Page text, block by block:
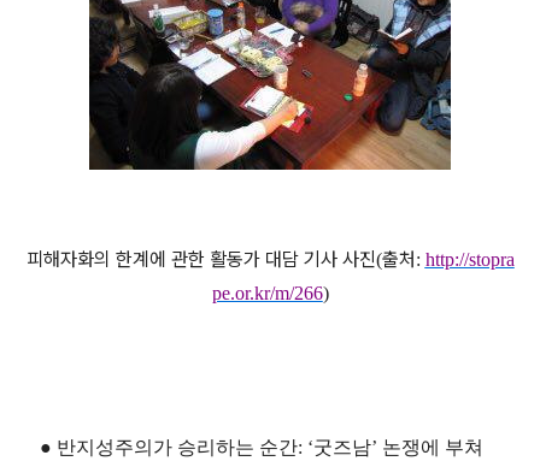
피해자화의 한계에 관한 활동가 대담 기사 사진(출처: http://stopra
pe.or.kr/m/266)
● 반지성주의가 승리하는 순간: ‘굿즈남’ 논쟁에 부쳐